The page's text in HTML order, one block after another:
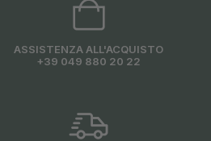
ASSISTENZA ALL'ACQUISTO
+39 049 880 20 22